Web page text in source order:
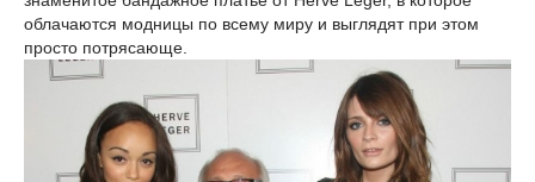
облачаются модницы по всему миру и выглядят при этом
просто потрясающе.